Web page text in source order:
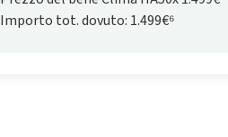
Importo tot. dovuto: 1.499€⁶